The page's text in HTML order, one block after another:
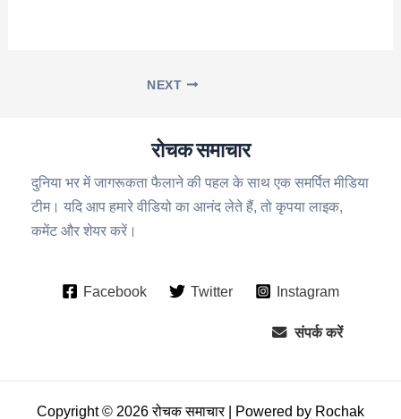
NEXT
रोचक समाचार
दुनिया भर में जागरूकता फैलाने की पहल के साथ एक समर्पित मीडिया
टीम। यदि आप हमारे वीडियो का आनंद लेते हैं, तो कृपया लाइक,
कमेंट और शेयर करें।
Facebook Twitter Instagram
संपर्क करें
Copyright © 2026 रोचक समाचार | Powered by Rochak